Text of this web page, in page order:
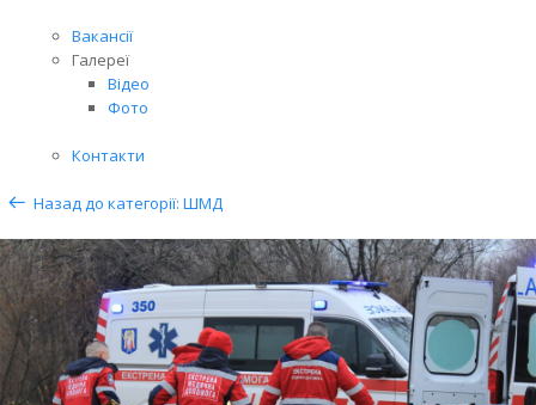
Вакансії
Галереї
Відео
Фото
Контакти
Назад до категорії: ШМД